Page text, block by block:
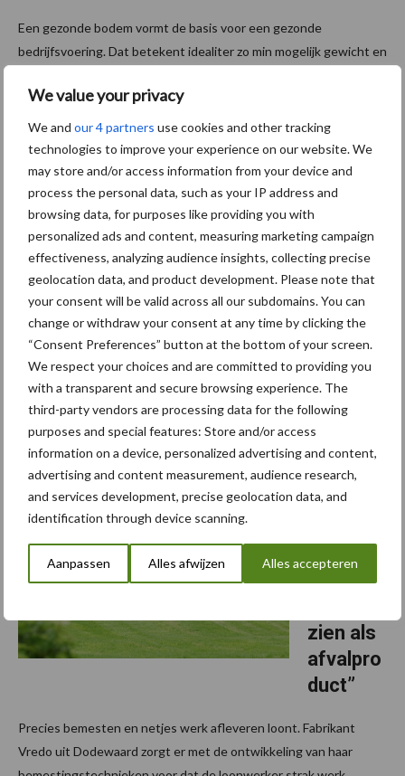
We value your privacy
We and our 4 partners use cookies and other tracking
technologies to improve your experience on our website. We
may store and/or access information from your device and
process the personal data, such as your IP address and
browsing data, for purposes like providing you with
personalized ads and content, measuring marketing campaign
effectiveness, analyzing audience insights, collecting precise
geolocation data, and product development. Please note that
your consent will be valid across all our subdomains. You can
change or withdraw your consent at any time by clicking the
“Consent Preferences” button at the bottom of your screen.
We respect your choices and are committed to providing you
with a transparent and secure browsing experience. The
third-party vendors are processing data for the following
purposes and special features: Store and/or access
information on a device, personalized advertising and content,
advertising and content measurement, audience research,
and services development, precise geolocation data, and
identification through device scanning.
Aanpassen Alles afwijzen Alles accepteren
Een gezonde bodem vormt de basis voor een gezonde
bedrijfsvoering. Dat betekent idealiter zo min mogelijk gewicht en
terdege van bewust. Om insporing en ...
Rondje
werkpla
ats bij…
TBL
Technie
k
3 februari 2025
De dagen
in de werkplaats bij bedrijven die nog de laatste machines
klaarmaken voordat het mestseizoen van start gaat. Zo ook bij
TBL Techniek, producent van de ‘Basis ...Lees meer
Van onze
partner Vredo
stoppen
zien als
afvalpro
duct”
20 november 2024
Precies bemesten en netjes werk afleveren loont. Fabrikant
Vredo uit Dodewaard zorgt er met de ontwikkeling van haar